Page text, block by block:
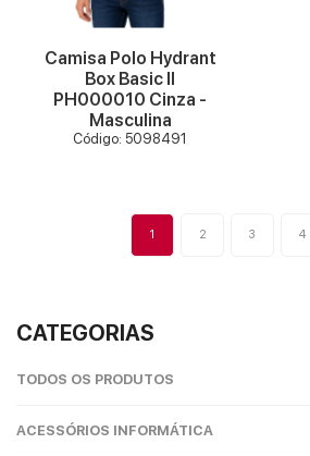
Camisa Polo Hydrant
Box Basic II
PH000010 Cinza -
Masculina
Código: 5098491
1 2 3 4
CATEGORIAS
TODOS OS PRODUTOS
ACESSÓRIOS INFORMÁTICA